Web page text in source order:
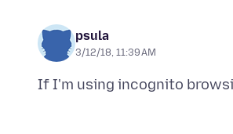
psula
3/12/18, 11:39 AM